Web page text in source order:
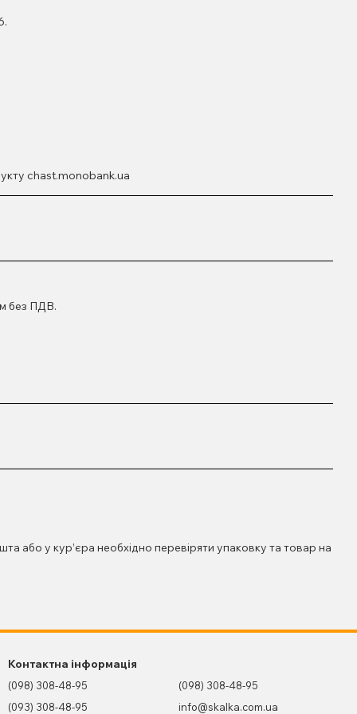
chast.monobank.ua
без ПДВ.
або у кур’єра необхідно перевіряти упаковку та товар на
Контактна інформація
(098) 308-48-95
(093) 308-48-95
(098) 308-48-95
info@skalka.com.ua